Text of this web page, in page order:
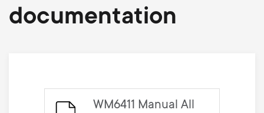
documentation
WM6411 Manual All